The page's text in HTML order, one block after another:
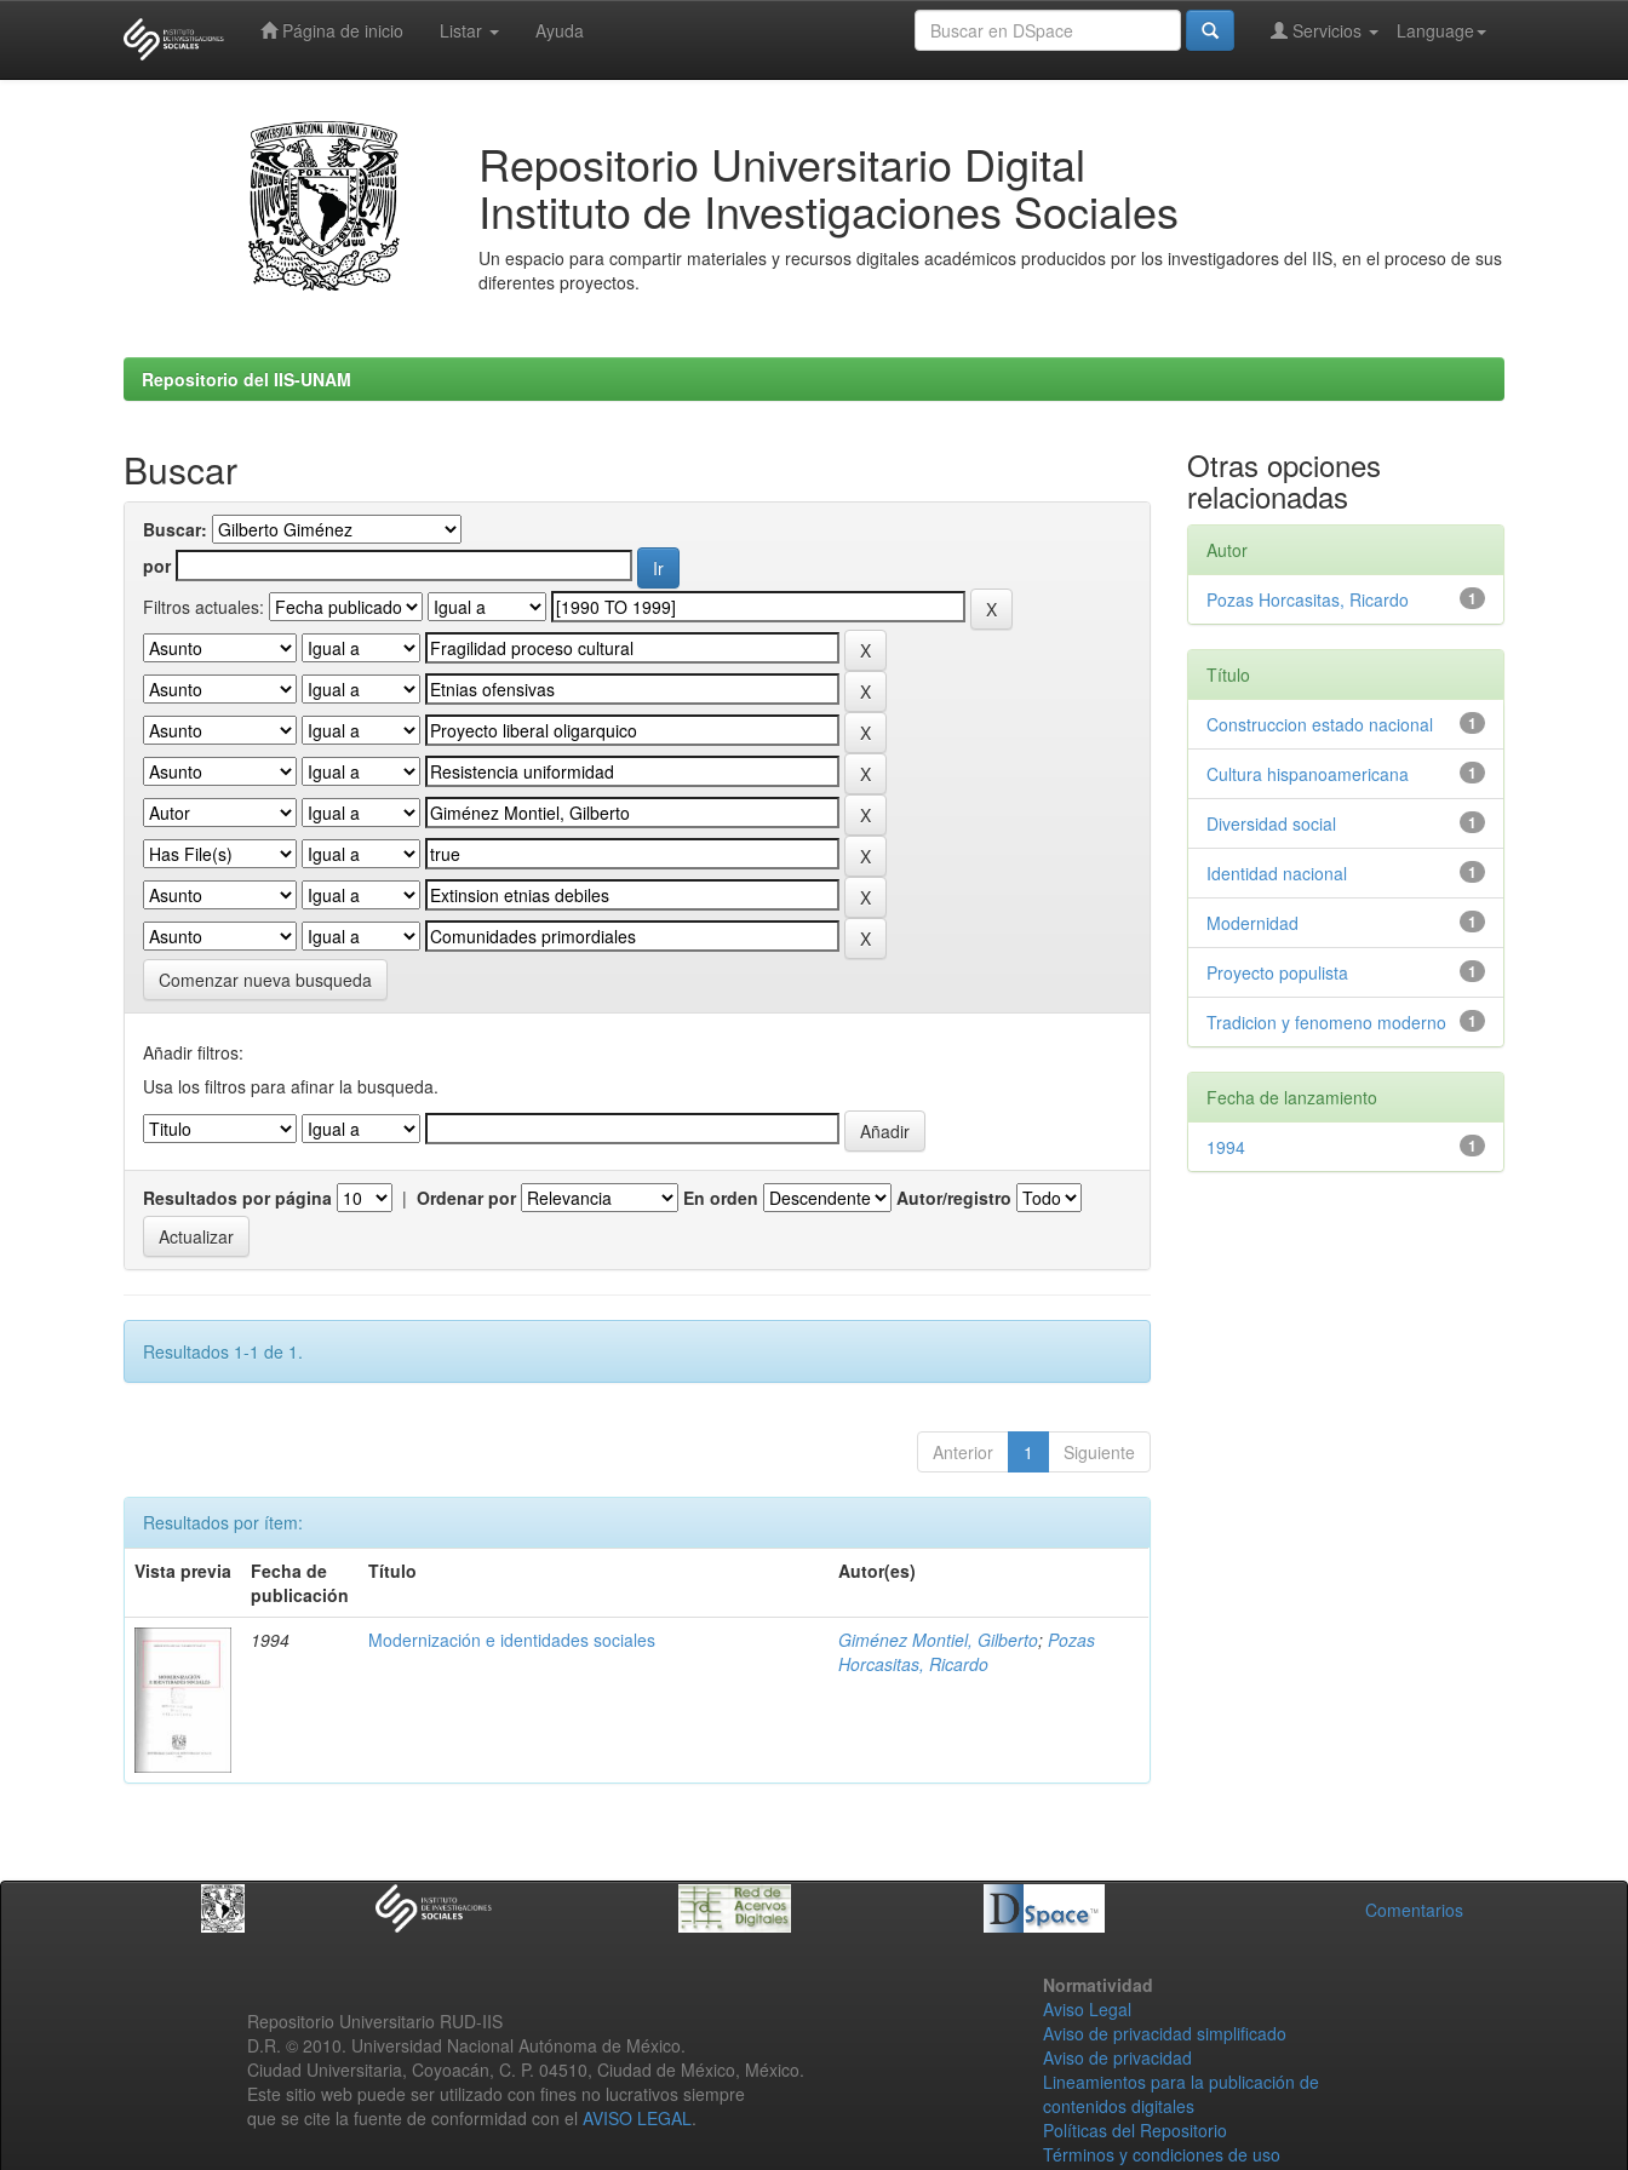
Página de inicio Listar Ayuda Language
Servicios
Repositorio Universitario Digital
Instituto de Investigaciones Sociales
Un espacio para compartir materiales y recursos digitales académicos producidos por los investigadores del IIS, en el proceso de sus
diferentes proyectos.
Repositorio del IIS-UNAM
Buscar
Buscar:
por
Filtros actuales:
Comenzar nueva busqueda
Añadir filtros:
Usa los filtros para afinar la busqueda.
Resultados por página | Ordenar por En orden Autor/registro
Resultados 1-1 de 1.
Anterior 1 Siguiente
Resultados por ítem:
Vista previa
Fecha de
publicación
Título Autor(es)
1994 Modernización e identidades sociales Giménez Montiel, Gilberto;Pozas
Horcasitas, Ricardo
Otras opciones
relacionadas
Autor
1
Pozas Horcasitas, Ricardo
Título
1
Construccion estado nacional
1
Cultura hispanoamericana
1
Diversidad social
1
Identidad nacional
1
Modernidad
1
Proyecto populista
1
Tradicion y fenomeno moderno
Fecha de lanzamiento
1
1994
Comentarios
Repositorio Universitario RUD-IIS
D.R. © 2010. Universidad Nacional Autónoma de México.
Ciudad Universitaria, Coyoacán, C. P. 04510, Ciudad de México, México.
Este sitio web puede ser utilizado con fines no lucrativos siempre
que se cite la fuente de conformidad con el AVISO LEGAL.
Normatividad
Aviso Legal
Aviso de privacidad simplificado
Aviso de privacidad
Lineamientos para la publicación de
contenidos digitales
Políticas del Repositorio
Términos y condiciones de uso